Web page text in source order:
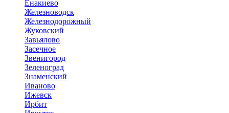
Енакиево
Железноводск
Железнодорожный
Жуковский
Завьялово
Засечное
Звенигород
Зеленоград
Знаменский
Иваново
Ижевск
Ирбит